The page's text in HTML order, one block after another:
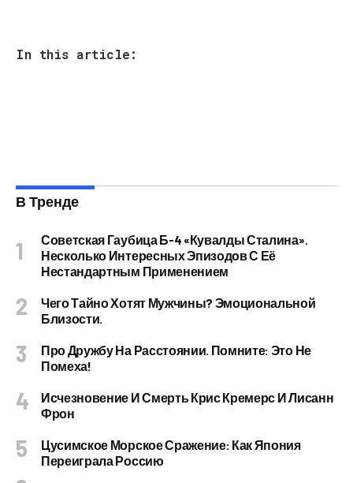
In this article:
В Тренде
Советская Гаубица Б-4 «Кувалды Сталина».
Несколько Интересных Эпизодов С Её
Нестандартным Применением
Чего Тайно Хотят Мужчины? Эмоциональной
Близости.
Про Дружбу На Расстоянии. Помните: Это Не
Помеха!
Исчезновение И Смерть Крис Кремерс И Лисанн
Фрон
Цусимское Морское Сражение: Как Япония
Переиграла Россию